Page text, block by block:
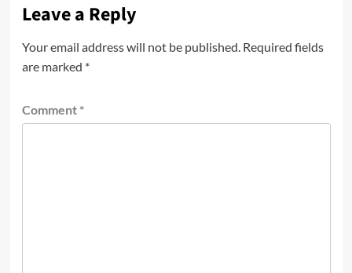
Leave a Reply
Your email address will not be published. Required fields
are marked *
Comment *